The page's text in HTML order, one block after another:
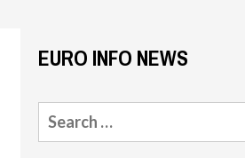
EURO INFO NEWS
Search
for: